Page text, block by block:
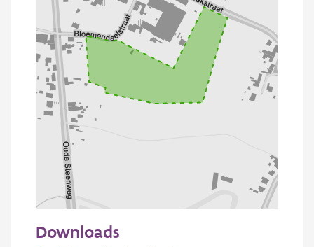
Informatie Vlaanderen
Downloads